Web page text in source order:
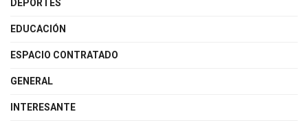
DEPORTES
EDUCACIÓN
ESPACIO CONTRATADO
GENERAL
INTERESANTE